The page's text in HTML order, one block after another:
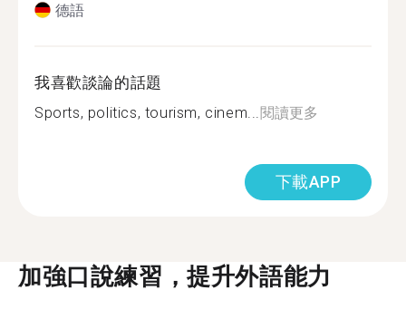
德語
我喜歡談論的話題
Sports, politics, tourism, cinem... 閱讀更多
下載APP
加強口說練習，提升外語能力